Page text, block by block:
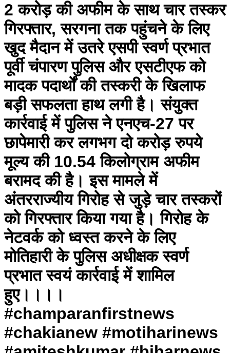
2 करोड़ की अफीम के साथ चार तस्कर
गिरफ्तार, सरगना तक पहुंचने के लिए
खुद मैदान में उतरे एसपी स्वर्ण प्रभात
पूर्वी चंपारण पुलिस और एसटीएफ को
मादक पदार्थों की तस्करी के खिलाफ
बड़ी सफलता हाथ लगी है। संयुक्त
कार्रवाई में पुलिस ने एनएच-27 पर
छापेमारी कर लगभग दो करोड़ रुपये
मूल्य की 10.54 किलोग्राम अफीम
बरामद की है। इस मामले में
अंतरराज्यीय गिरोह से जुड़े चार तस्करों
को गिरफ्तार किया गया है। गिरोह के
नेटवर्क को ध्वस्त करने के लिए
मोतिहारी के पुलिस अधीक्षक स्वर्ण
प्रभात स्वयं कार्रवाई में शामिल
हुए।।।।
#champaranfirstnews
#chakianew #motiharinews